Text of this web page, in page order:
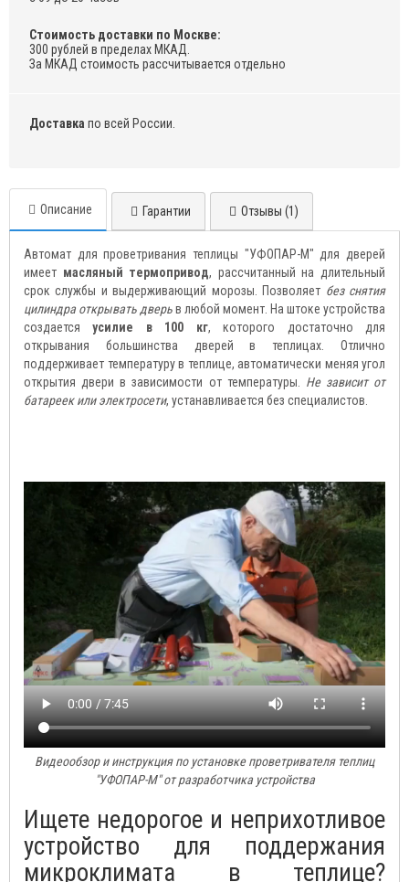
Стоимость доставки по Москве:
300 рублей в пределах МКАД.
За МКАД стоимость рассчитывается отдельно
Доставка по всей России.
Описание Гарантии Отзывы (1)
Автомат для проветривания теплицы "УФОПАР-М" для дверей
имеет масляный термопривод, рассчитанный на длительный
срок службы и выдерживающий морозы. Позволяет без снятия
цилиндра открывать дверьв любой момент. На штоке устройства
создаетсяусилие в 100 кг, которого достаточно для
открывания большинства дверей в теплицах. Отлично
поддерживает температуру в теплице, автоматически меняя угол
открытия двери в зависимости от температуры. Не зависит от
батареек или электросети, устанавливается без специалистов.
Видеообзор и инструкция по установке проветривателя теплиц
"УФОПАР-М" от разработчика устройства
Ищете недорогое и неприхотливое
устройство для поддержания
микроклимата в теплице?